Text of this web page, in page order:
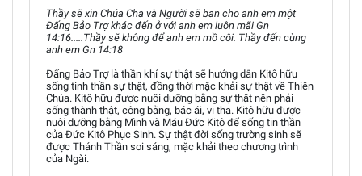
Thầy sẽ xin Chúa Cha và Người sẽ ban cho anh em một
Đấng Bảo Trợ khác đến ở với anh em luôn mãi Gn
14:16.....Thầy sẽ không để anh em mồ côi. Thầy đến cùng
anh em Gn 14:18
Đấng Bảo Trợ là thần khí sự thật sẽ hướng dẫn Kitô hữu
sống tinh thần sự thật, đồng thời mặc khải sự thật về Thiên
Chúa. Kitô hữu được nuôi dưỡng bằng sự thật nên phải
sống thành thật, công bằng, bác ái, vị tha. Kitô hữu được
nuôi dưỡng bằng Mình và Máu Đức Kitô để sống tin thần
của Đức Kitô Phục Sinh. Sự thật đời sống trường sinh sẽ
được Thánh Thần soi sáng, mặc khải theo chương trình
của Ngài.